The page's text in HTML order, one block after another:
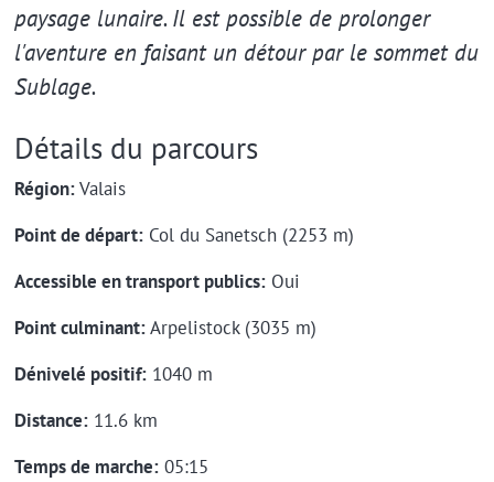
paysage lunaire. Il est possible de prolonger
l'aventure en faisant un détour par le sommet du
Sublage.
Détails du parcours
Région:Valais
Point de départ:Col du Sanetsch (2253 m)
Accessible en transport publics:Oui
Point culminant:Arpelistock (3035 m)
Dénivelé positif:1040 m
Distance:11.6 km
Temps de marche:05:15